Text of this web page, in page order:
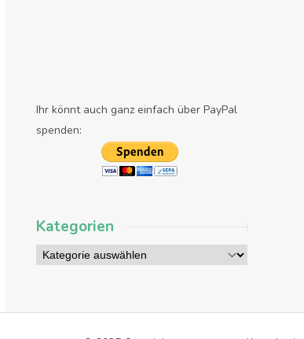
Ihr könnt auch ganz einfach über PayPal
spenden:
Kategorien